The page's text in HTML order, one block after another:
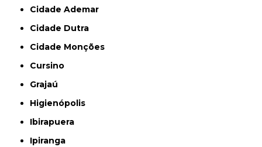
Cidade Ademar
Cidade Dutra
Cidade Monções
Cursino
Grajaú
Higienópolis
Ibirapuera
Ipiranga